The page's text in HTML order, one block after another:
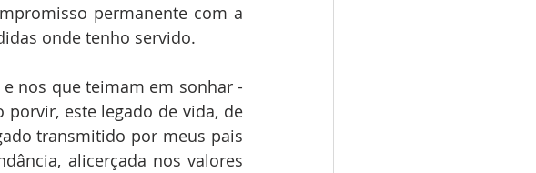
permanente com a
onde tenho servido.
nos que teimam em sonhar -
este legado de vida, de
transmitido por meus pais
alicerçada nos valores